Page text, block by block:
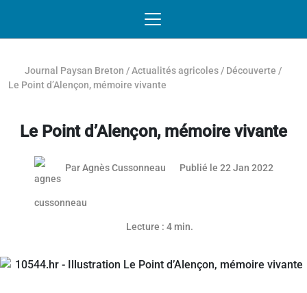
Journal Paysan Breton /Actualités agricoles / Découverte /
Le Point d’Alençon, mémoire vivante
Le Point d’Alençon, mémoire vivante
ParAgnès Cussonneau Publié le 22 Jan 2022
Lecture : 4 min.